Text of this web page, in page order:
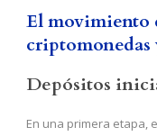
El movimiento
criptomonedas
Depósitos
En una primera etapa,